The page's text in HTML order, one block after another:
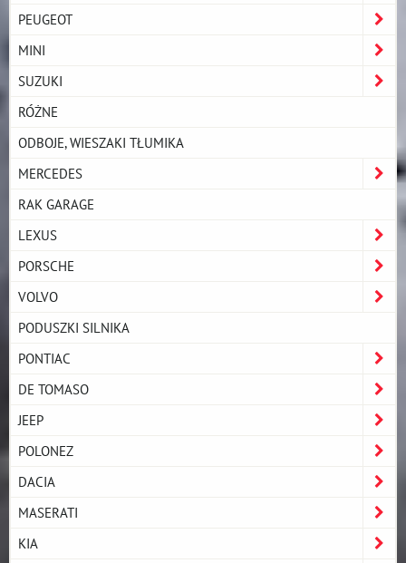
PEUGEOT
MINI
SUZUKI
RÓŻNE
ODBOJE, WIESZAKI TŁUMIKA
MERCEDES
RAK GARAGE
LEXUS
PORSCHE
VOLVO
PODUSZKI SILNIKA
PONTIAC
DE TOMASO
JEEP
POLONEZ
DACIA
MASERATI
KIA